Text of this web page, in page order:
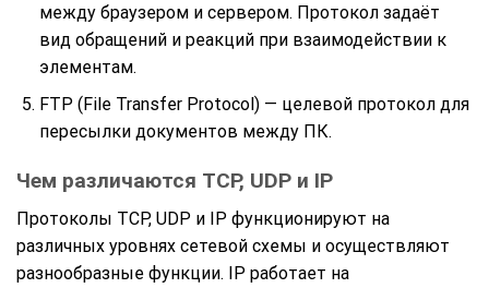
между браузером и сервером. Протокол задаёт
вид обращений и реакций при взаимодействии к
элементам.
FTP (File Transfer Protocol) — целевой протокол для
пересылки документов между ПК.
Чем различаются TCP, UDP и IP
Протоколы TCP, UDP и IP функционируют на
различных уровнях сетевой схемы и осуществляют
разнообразные функции. IP работает на